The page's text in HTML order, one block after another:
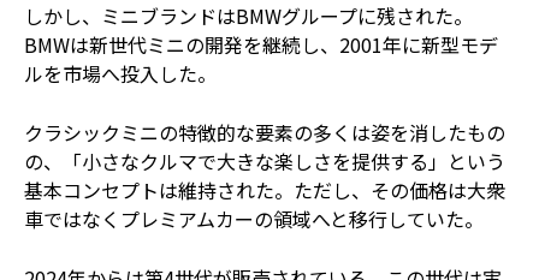
しかし、ミニブランドはBMWグループに残された。
BMWは新世代ミニの開発を継続し、2001年に新型モデ
ルを市場へ投入した。
クラシックミニの特徴的な要素の多くは姿を消したもの
の、「小さなクルマで大きな楽しさを提供する」という
基本コンセプトは維持された。ただし、その価格は大衆
車ではなくプレミアムカーの領域へと移行していた。